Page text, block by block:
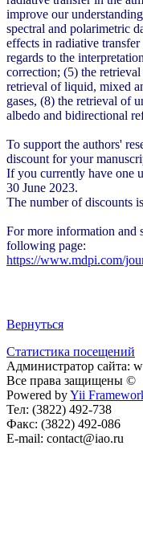
improve our
spectral and polarimetric
effects in radiative transfer
regards to the
correction; (5) the
retrieval of liquid, mixed
gases, (8) the retrieval of
albedo and bidirectional
To support the authors'
discount for your
If you currently have one
30 June 2023.
The number of discounts
For more information and
following page:
https://www.mdpi.com/
Вернуться
Статистика посещений
Администратор сайта:
Все права защищены ©
Powered byYii
Тел: (3822) 492-738
Факс: (3822) 492-086
E-mail: contact@iao.ru